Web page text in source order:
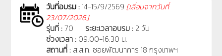
วันที่อบรม :14-15/9/2569 [เลื่อนจากวันที่
23/07/2026]
รุ่นที่ :70 ระยะเวลาอบรม : 2 วัน
ช่วงเวลา : 09:00-16:30 น.
สถานที่ : ส.ส.ท. ซอยพัฒนาการ 18 กรุงเทพฯ